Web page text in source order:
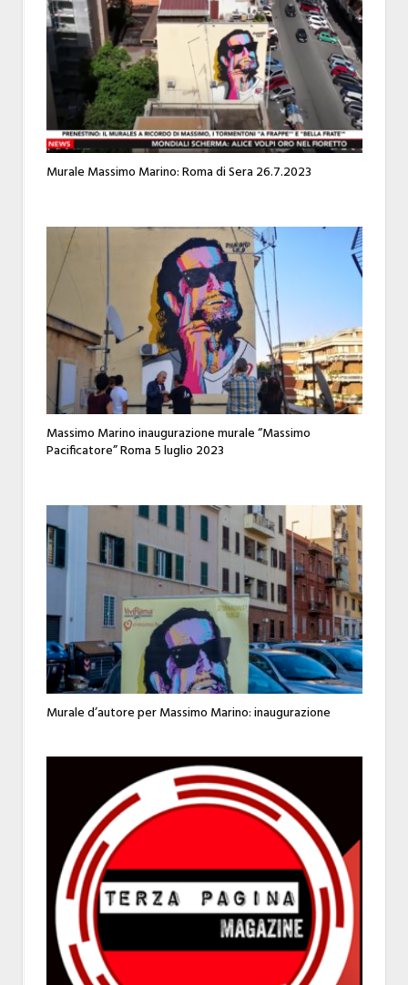
Murale Massimo Marino: Roma di Sera 26.7.2023
Massimo Marino inaugurazione murale “Massimo
Pacificatore” Roma 5 luglio 2023
Murale d’autore per Massimo Marino: inaugurazione